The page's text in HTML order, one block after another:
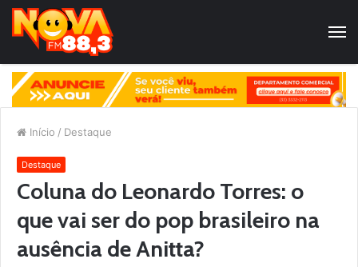
Início / Destaque
Destaque
Coluna do Leonardo Torres: o
que vai ser do pop brasileiro na
ausência de Anitta?